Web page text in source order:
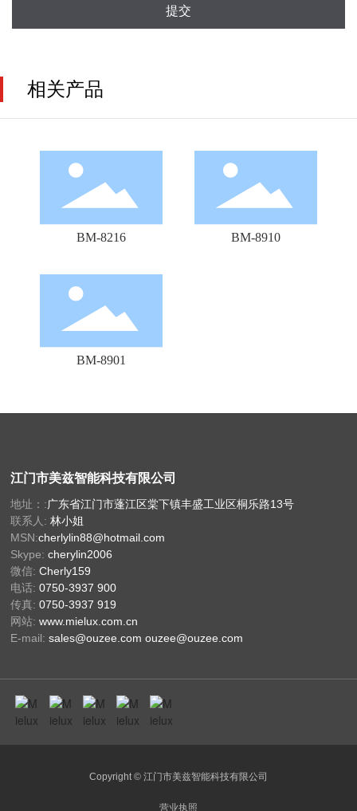
提交
相关产品
BM-8216 BM-8910
BM-8901
江门市美兹智能科技有限公司
地址：:广东省江门市蓬江区棠下镇丰盛工业区桐乐路13号
联系人: 林小姐
MSN:cherlylin88@hotmail.com
Skype: cherylin2006
微信: Cherly159
电话:0750-3937 900
传真: 0750-3937 919
网站:www.mielux.com.cn
E-mail: sales@ouzee.com ouzee@ouzee.com
Copyright © 江门市美兹智能科技有限公司
营业执照